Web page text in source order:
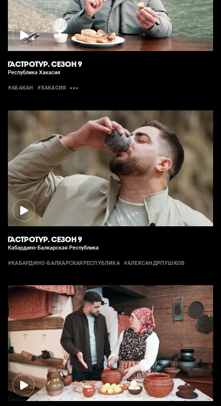
ГАСТРОТУР. СЕЗОН 9
Республика Хакасия
#АБАКАН #ХАКАСИЯ
ГАСТРОТУР. СЕЗОН 9
Кабардино-Балкарская Республика
#КАБАРДИНО-БАЛКАРСКАЯРЕСПУБЛИКА #АЛЕКСАНДРПУШКОВ